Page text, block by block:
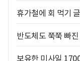
휴가철에 회 먹기
반도체도 쭉쭉 빠
보유한 미사일